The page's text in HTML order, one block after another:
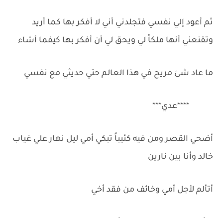
ثم أعود إلي نفسي فتجلدني أني لا أفكر بها كما أريد
وتقنعني أنها ملكاً لي ويحق لي أن أفكر بها كيفما أشاء
ما عاد شئ مريح في هذا العالم حتي حديثي مع نفسي
****عدي***
أضحي القصر ومن فيه كئيباً تبكي أمي ليل نهار علي غياب
خالد وأنا بين نارين
أتألم لأجل أمي وخائف من فقد أخي